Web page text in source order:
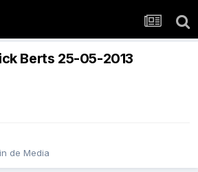
Berts 25-05-2013
de Media